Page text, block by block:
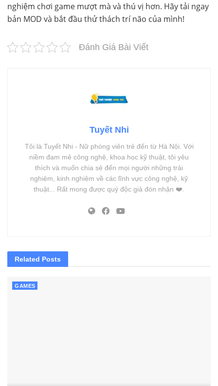
nghiệm chơi game mượt mà và thú vị hơn. Hãy tải ngay
bản MOD và bắt đầu thử thách trí não của mình!
Đánh Giá Bài Viết
Tuyết Nhi
Tôi là Tuyết Nhi - Nữ phóng viên trẻ đến từ Hà Nội. Với
niềm đam mê công nghệ, khoa học kỹ thuật, tôi yêu
thích và muốn chia sẻ đến mọi người những trải
nghiệm, kinh nghiệm về các lĩnh vực công nghệ, kỹ
thuật... Rất mong được quý độc giả đón nhận ❤️.
Related Posts
GAMES